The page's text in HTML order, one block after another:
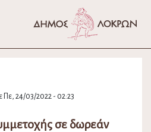
Πε, 24/03/2022 - 02:23
σε δωρεάν